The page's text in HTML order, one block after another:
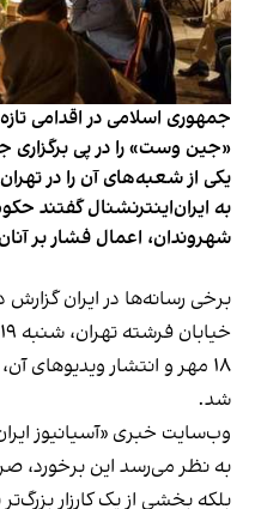
جمهوری اسلامی در اقدامی
«جین وست» را در پی
یکی از شعبه‌های آن را در
به ایران‌اینترنشنال گفتند
شهروندان، اعمال فشار بر
برخی رسانه‌ها در ایران
۱۸ مهر و انتشار ویدیوهای
شد.
وب‌سایت خبری «آسیانیوز
به نظر می‌رسد این
بلکه بخشی از یک کارزار